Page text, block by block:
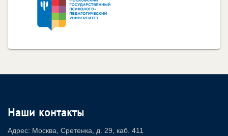
Наши контакты
Адрес: Москва, Сретенка, д. 29, каб. 411